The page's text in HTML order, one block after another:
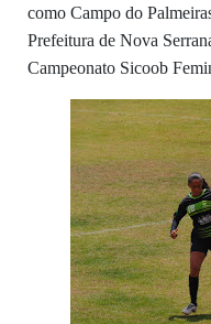
como Campo do
Prefeitura de Nova
Campeonato Sicoob